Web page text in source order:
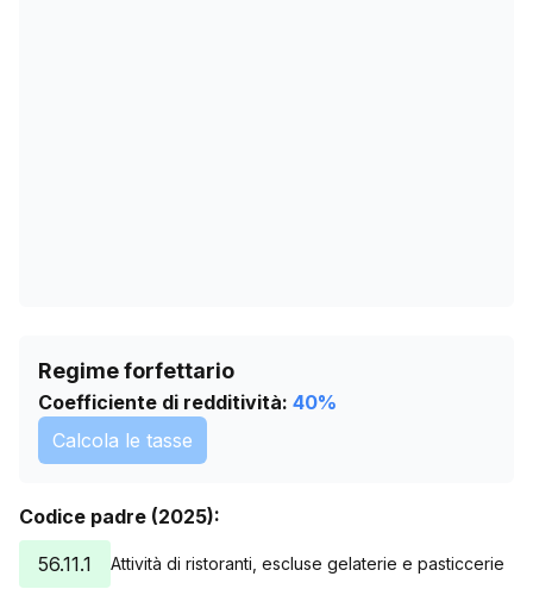
Regime forfettario
Coefficiente di redditività: 40%
Calcola le tasse
Codice padre (2025):
56.11.1
Attività di ristoranti, escluse gelaterie e pasticcerie